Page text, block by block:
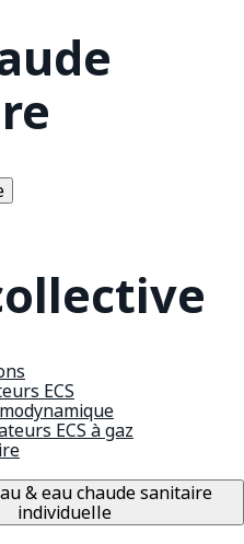
ECS
ECS à gaz
& eau chaude sanitaire
individuelle